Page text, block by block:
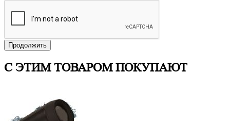
Продолжить
С ЭТИМ ТОВАРОМ ПОКУПАЮТ